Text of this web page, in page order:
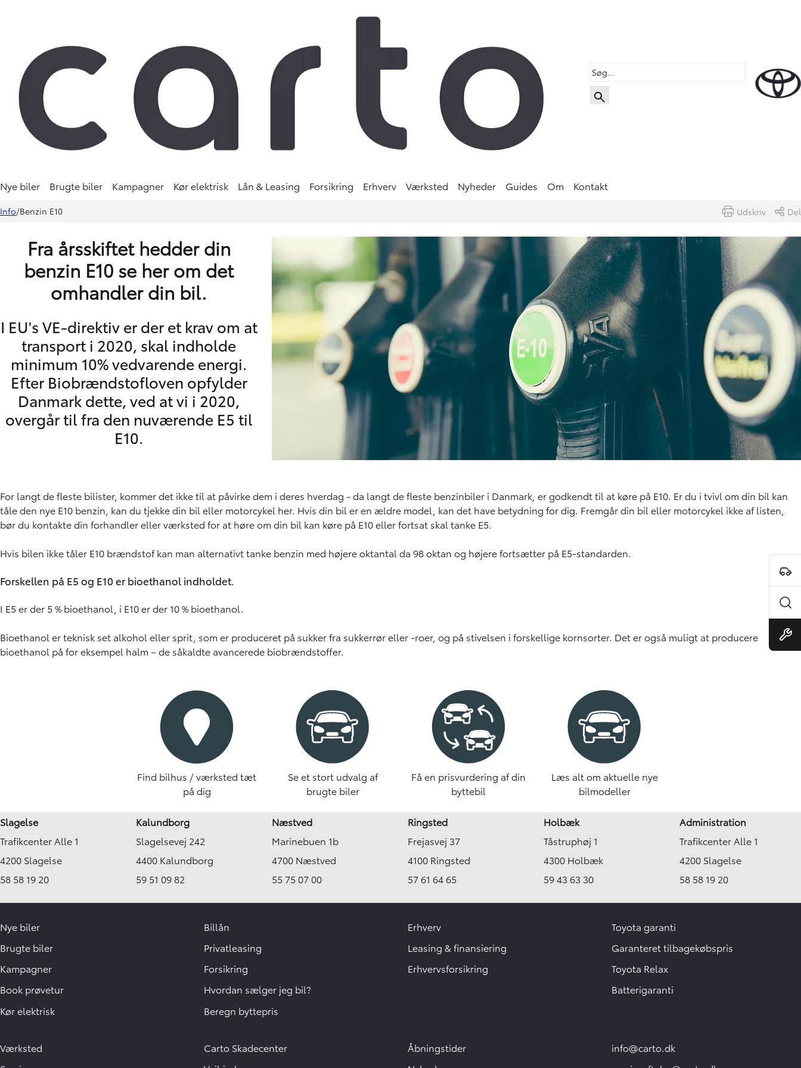
Nye biler Brugte biler Kampagner Kør elektrisk Lån & Leasing Forsikring Erhverv Værksted Nyheder Guides Om Kontakt
Info Benzin E10 Udskriv Del
Fra årsskiftet hedder din
benzin E10 se her om det
omhandler din bil.
I EU's VE-direktiv er der et krav om at
transport i 2020, skal indholde
minimum 10% vedvarende energi.
Efter Biobrændstofloven opfylder
Danmark dette, ved at vi i 2020,
overgår til fra den nuværende E5 til
E10.
For langt de fleste bilister, kommer det ikke til at påvirke dem i deres hverdag - da langt de fleste benzinbiler i Danmark, er godkendt til at køre på E10. Er du i tvivl om din bil kan
tåle den nye E10 benzin, kan du tjekke din bil eller motorcykel her. Hvis din bil er en ældre model, kan det have betydning for dig. Fremgår din bil eller motorcykel ikke af listen,
bør du kontakte din forhandler eller værksted for at høre om din bil kan køre på E10 eller fortsat skal tanke E5.
Hvis bilen ikke tåler E10 brændstof kan man alternativt tanke benzin med højere oktantal da 98 oktan og højere fortsætter på E5-standarden.
Forskellen på E5 og E10 er bioethanol indholdet.
I E5 er der 5 % bioethanol, i E10 er der 10 % bioethanol.
Bioethanol er teknisk set alkohol eller sprit, som er produceret på sukker fra sukkerrør eller -roer, og på stivelsen i forskellige kornsorter. Det er også muligt at producere
bioethanol på for eksempel halm – de såkaldte avancerede biobrændstoffer.
Find bilhus / værksted tæt
på dig
Se et stort udvalg af
brugte biler
Få en prisvurdering af din
byttebil
Læs alt om aktuelle nye
bilmodeller
Slagelse
Trafikcenter Alle 1
4200 Slagelse
58 58 19 20
Kalundborg
Slagelsevej 242
4400 Kalundborg
59 51 09 82
Næstved
Marinebuen 1b
4700 Næstved
55 75 07 00
Ringsted
Frejasvej 37
4100 Ringsted
57 61 64 65
Holbæk
Tåstruphøj 1
4300 Holbæk
59 43 63 30
Administration
Trafikcenter Alle 1
4200 Slagelse
58 58 19 20
Nye biler
Brugte biler
Kampagner
Book prøvetur
Kør elektrisk
Billån
Privatleasing
Forsikring
Hvordan sælger jeg bil?
Beregn byttepris
Erhverv
Leasing & finansiering
Erhvervsforsikring
Toyota garanti
Garanteret tilbagekøbspris
Toyota Relax
Batterigaranti
Værksted
Carto Skadecenter
Åbningstider
info@carto.dk